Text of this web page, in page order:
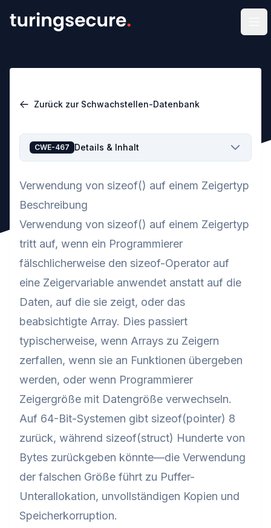
Zurück zur Schwachstellen-Datenbank
CWE-467 Details & Inhalt
Verwendung von sizeof() auf einem Zeigertyp
Beschreibung
Verwendung von sizeof() auf einem Zeigertyp
tritt auf, wenn ein Programmierer
fälschlicherweise den sizeof-Operator auf
eine Zeigervariable anwendet anstatt auf die
Daten, auf die sie zeigt, oder das
beabsichtigte Array. Dies passiert
typischerweise, wenn Arrays zu Zeigern
zerfallen, wenn sie an Funktionen übergeben
werden, oder wenn Programmierer
Zeigergröße mit Datengröße verwechseln.
Auf 64-Bit-Systemen gibt sizeof(pointer) 8
zurück, während sizeof(struct) Hunderte von
Bytes zurückgeben könnte—die Verwendung
der falschen Größe führt zu Puffer-
Unterallokation, unvollständigen Kopien und
Speicherkorruption.